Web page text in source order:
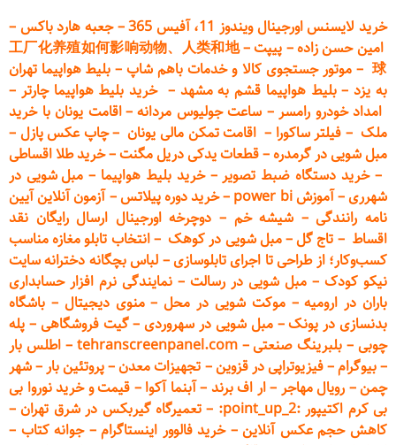
خرید لایسنس اورجینال ویندوز 11، آفیس 365
–جعبه هارد باکس –
امین حسن زاده– پیپت–
工厂化养殖如何影响动物、人类和地
球
– موتور جستجوی کالا و خدمات باهم شاپ– بلیط هواپیما تهران
به یزد–بلیط هواپیما قشم به مشهد –خرید بلیط هواپیما چارتر –
امداد خودرو رامسر– ساعت جولیوس مردانه–اقامت یونان با خرید
ملک – فیلتر ساکورا – اقامت تمکن مالی یونان –چاپ عکس پازل –
مبل شویی در گرمدره–قطعاتیدکی دریل مگنت–خرید طلا اقساطی
–خرید دستگاه ضبط تصویر–خرید بلیط هواپیما –مبل شویی در
شهرری–آموزش power bi –خرید دورهپیلاتس–آزمون آنلاین آیین
نامه رانندگی– شیشه خم – دوچرخه اورجینال ارسال رایگان نقد
اقساط – تاج گل–مبل شویی در کوهک–انتخاب تابلو مغازه مناسب
کسب‌وکار؛ از طراحی تا اجرای تابلوسازی– لباس بچگانه دخترانه سایت
نیکو کودک – مبل شویی در رسالت – نمایندگی نرم افزار حسابداری
باران در ارومیه–موکت شویی در محل–منوی دیجیتال – باشگاه
بدنسازی در پونک–مبل شویی در سهروردی–گیت فروشگاهی – پله
چوبی – بلبرینگ صنعتی–
tehranscreenpanel.com
–اطلس بار
–بیوگرام–فیزیوتراپی در قزوین– تجهیزات معدن–پروتئین بار–شهر
چمن– رویال مهاجر –ار اف برند –آبنما آکوا – قیمت و خرید نوروا بی
بی کرم اکتیپور :point_up_2:
– تعمیرگاه گیربکس در شرق تهران–
کاهش حجم عکس آنلاین–خرید فالوور اینستاگرام–جوانه کتاب –